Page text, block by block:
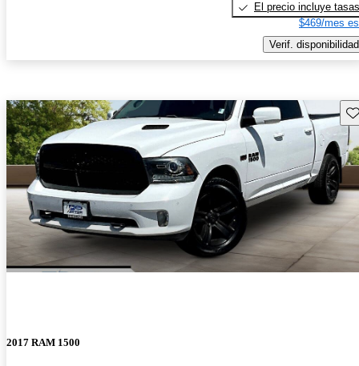
El precio incluye tasas
$469/mes
Verif. disponibilidad
2017 RAM 1500